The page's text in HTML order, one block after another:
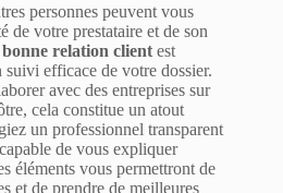
personnes peuvent vous
de votre prestataire et de son
bonne relation client est
efficace de votre dossier.
avec des entreprises sur
cela constitue un atout
un professionnel transparent
de vous expliquer
éléments vous permettront de
et de prendre de meilleures